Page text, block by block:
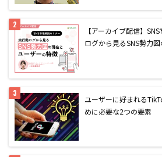
【アーカイブ配信】
ログから見るSNS勢力
ユーザーに好まれる
めに必要な2つの要素